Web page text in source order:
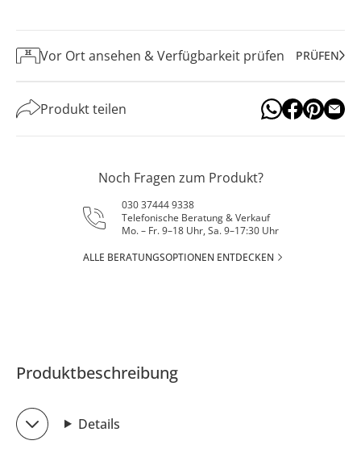
Vor Ort ansehen & Verfügbarkeit prüfen PRÜFEN
Produkt teilen
Noch Fragen zum Produkt?
030 37444 9338
Telefonische Beratung & Verkauf
Mo. – Fr. 9–18 Uhr, Sa. 9–17:30 Uhr
ALLE BERATUNGSOPTIONEN ENTDECKEN
Produktbeschreibung
Details